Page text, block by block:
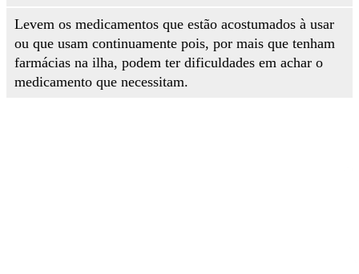
Levem os medicamentos que estão acostumados à usar
ou que usam continuamente pois, por mais que tenham
farmácias na ilha, podem ter dificuldades em achar o
medicamento que necessitam.